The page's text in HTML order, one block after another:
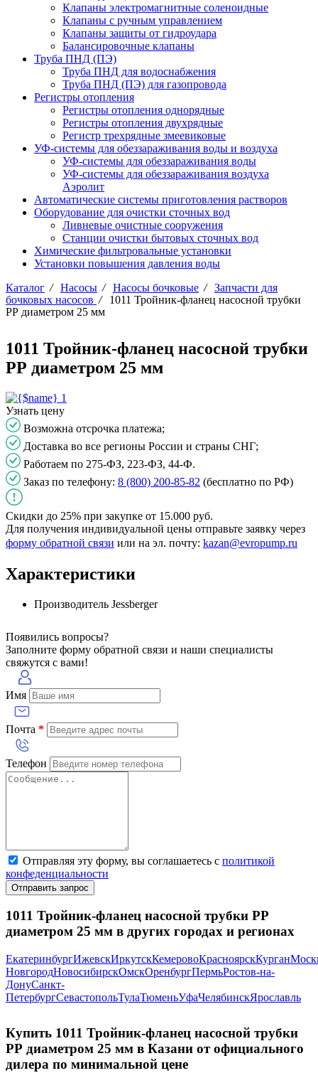
Клапаны электромагнитные соленоидные
Клапаны с ручным управлением
Клапаны защиты от гидроудара
Балансировочные клапаны
Труба ПНД (ПЭ)
Труба ПНД для водоснабжения
Труба ПНД (ПЭ) для газопровода
Регистры отопления
Регистры отопления однорядные
Регистры отопления двухрядные
Регистр трехрядные змеевиковые
УФ-системы для обеззараживания воды и воздуха
УФ-системы для обеззараживания воды
УФ-системы для обеззараживания воздуха
Аэролит
Автоматические системы приготовления растворов
Оборудование для очистки сточных вод
Ливневые очистные сооружения
Станции очистки бытовых сточных вод
Химические фильтровальные установки
Установки повышения давления воды
Каталог / Насосы / Насосы бочковые / Запчасти для
бочковых насосов / 1011 Тройник-фланец насосной трубки
РР диаметром 25 мм
1011 Тройник-фланец насосной трубки
РР диаметром 25 мм
1
Узнать цену
Возможна отсрочка платежа;
Доставка во все регионы России и страны СНГ;
Работаем по 275-ФЗ, 223-ФЗ, 44-Ф.
Заказ по телефону: 8 (800) 200-85-82 (бесплатно по РФ)
Скидки до 25% при закупке от 15.000 руб.
Для получения индивидуальной цены отправьте заявку через
форму обратной связи или на эл. почту: kazan@evropump.ru
Характеристики
Производитель Jessberger
Появились вопросы?
Заполните форму обратной связи и наши специалисты
свяжутся с вами!
Имя
Почта *
Телефон
Отправляя эту форму, вы соглашаетесь с политикой
конфеденциальности
Отправить запрос
1011 Тройник-фланец насосной трубки РР
диаметром 25 мм в других городах и регионах
ЕкатеринбургИжевскИркутскКемеровоКрасноярскКурган
НовгородНовосибирскОмскОренбургПермьРостов-на-
ДонуСанкт-
ПетербургСевастопольТулаТюменьУфаЧелябинскЯрославль
Купить 1011 Тройник-фланец насосной трубки
РР диаметром 25 мм в Казани от официального
дилера по минимальной цене